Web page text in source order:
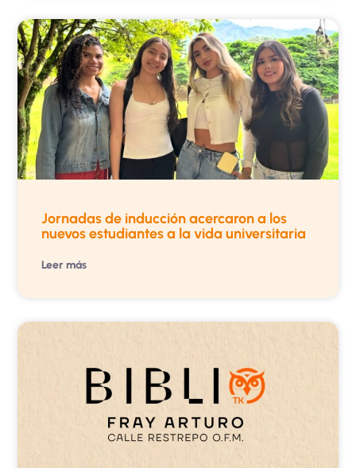
Jornadas de inducción acercaron a los
nuevos estudiantes a la vida universitaria
Leer más